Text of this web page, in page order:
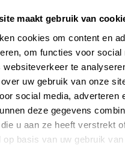
maakt gebruik van
cookies om content en
om functies voor social
websiteverkeer te
uw gebruik van onze
social media, adverteren
deze gegevens
u aan ze heeft verstrekt
op basis van uw gebruik van
over
Esports Gezondheid
Tips & tricks